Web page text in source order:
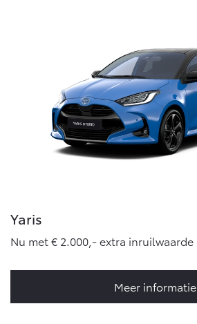
Yaris
Nu met € 2.000,- extra inruilwaarde
Meer informatie